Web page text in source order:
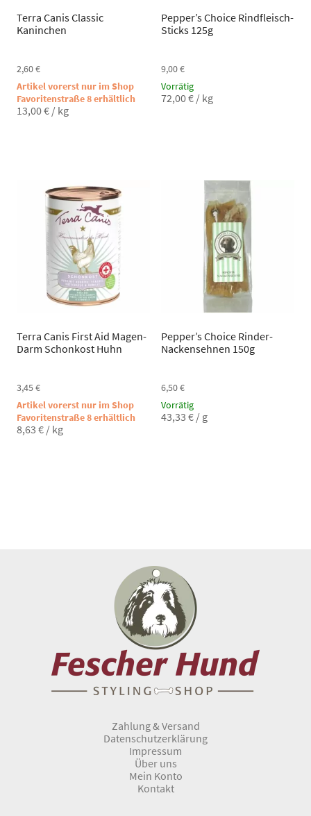
Terra Canis Classic
Kaninchen
2,60€
Artikel vorerst nur im Shop
Favoritenstraße 8 erhältlich
13,00€ / kg
Pepper’s Choice Rindfleisch-
Sticks 125g
9,00€
Vorrätig
72,00€ / kg
Terra Canis First Aid Magen-
Darm Schonkost Huhn
3,45€
Artikel vorerst nur im Shop
Favoritenstraße 8 erhältlich
8,63 € / kg
Pepper’s Choice Rinder-
Nackensehnen 150g
6,50€
Vorrätig
43,33 € / g
Zahlung & Versand
Datenschutzerklärung
Impressum
Über uns
Mein Konto
Kontakt